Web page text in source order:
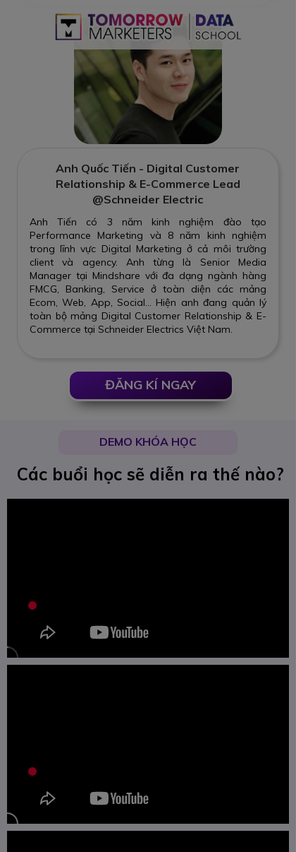
Anh Tiến có 3 năm kinh nghiệm đào tạo
Performance Marketing và 8 năm kinh nghiệm
trong lĩnh vực Digital Marketing ở cả môi trường
client và agency. Anh từng là Senior Media
Manager tại Mindshare với đa dạng ngành hàng
FMCG, Banking, Service ở toàn diện các mảng
Ecom, Web, App, Social… Hiện anh đang quản lý
toàn bộ mảng Digital Customer Relationship & E-
Commerce tại Schneider Electrics Việt Nam.
Anh Quốc Tiến - Digital Customer
Relationship & E-Commerce Lead
@Schneider Electric
ĐĂNG KÍ NGAY
Các buổi học sẽ diễn ra thế nào?
DEMO KHÓA HỌC